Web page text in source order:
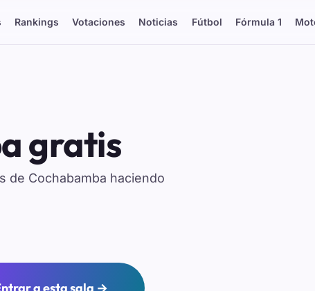
Rankings Votaciones Noticias Fútbol Fórmula 1
gratis
de Cochabamba haciendo